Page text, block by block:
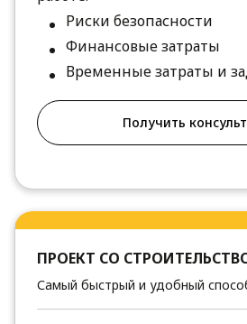
Риски безопасности
Финансовые затраты
Временные затраты и
Получить
ПРОЕКТ СО
Самый быстрый и удобный